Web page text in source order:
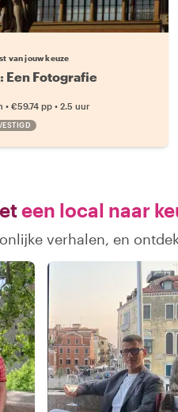
local
van jouw keuze
Een Fotografie
• €59.74 pp • 2.5 uur
een local naar
verhalen, en